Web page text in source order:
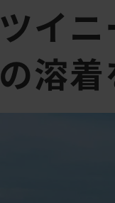
ツイ
の溶